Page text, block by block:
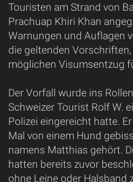
Touristen am Strand von
Prachuap Khiri Khan
Warnungen und Auflagen
die geltenden
möglichen Visumsentzug
Der Vorfall wurde ins
Schweizer Tourist Rolf W.
Polizei eingereicht hatte.
Mal von einem Hund
namens Matthias gehört.
hatten bereits zuvor
ohne Leine oder Halsband